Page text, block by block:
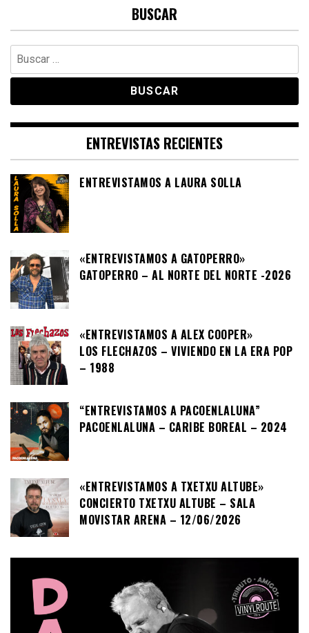
BUSCAR
Buscar:
ENTREVISTAS RECIENTES
ENTREVISTAMOS A LAURA SOLLA
«ENTREVISTAMOS A GATOPERRO»
GATOPERRO – AL NORTE DEL NORTE -2026
«ENTREVISTAMOS A ALEX COOPER»
LOS FLECHAZOS – VIVIENDO EN LA ERA POP
– 1988
“ENTREVISTAMOS A PACOENLALUNA”
PACOENLALUNA – CARIBE BOREAL – 2024
«ENTREVISTAMOS A TXETXU ALTUBE»
CONCIERTO TXETXU ALTUBE – SALA
MOVISTAR ARENA – 12/06/2026